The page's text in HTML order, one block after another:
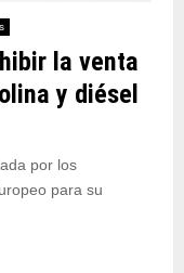
la venta
y diésel
por los
para su